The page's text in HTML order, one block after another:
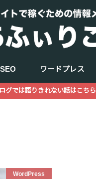
SEO
記事の書き方
サーチコンソール
アクセス解析
ワードプレス
グでは語りきれない話はこちら
WordPress